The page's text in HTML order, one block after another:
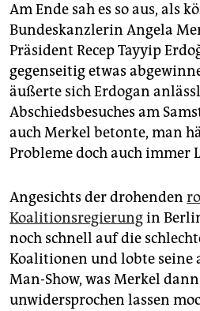
genossenschaft
epaper login
Am Ende sah es so aus, als
Bundeskanzlerin Angela
Präsident Recep Tayyip
gegenseitig etwas
äußerte sich Erdogan
Abschiedsbesuches am
auch Merkel betonte, man
Probleme doch auch immer
Angesichts der drohenden
Koalitionsregierungin
noch schnell auf die
Koalitionen und lobte seine
Man-Show, was Merkel
unwidersprochen lassen